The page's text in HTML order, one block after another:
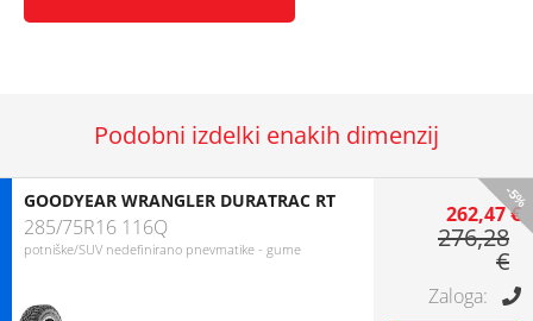
Podobni izdelki enakih dimenzij
-5%
GOODYEAR WRANGLER DURATRAC RT
285/75R16 116Q
potniške/SUV nedefinirano pnevmatike - gume
262,47 €
276,28
€